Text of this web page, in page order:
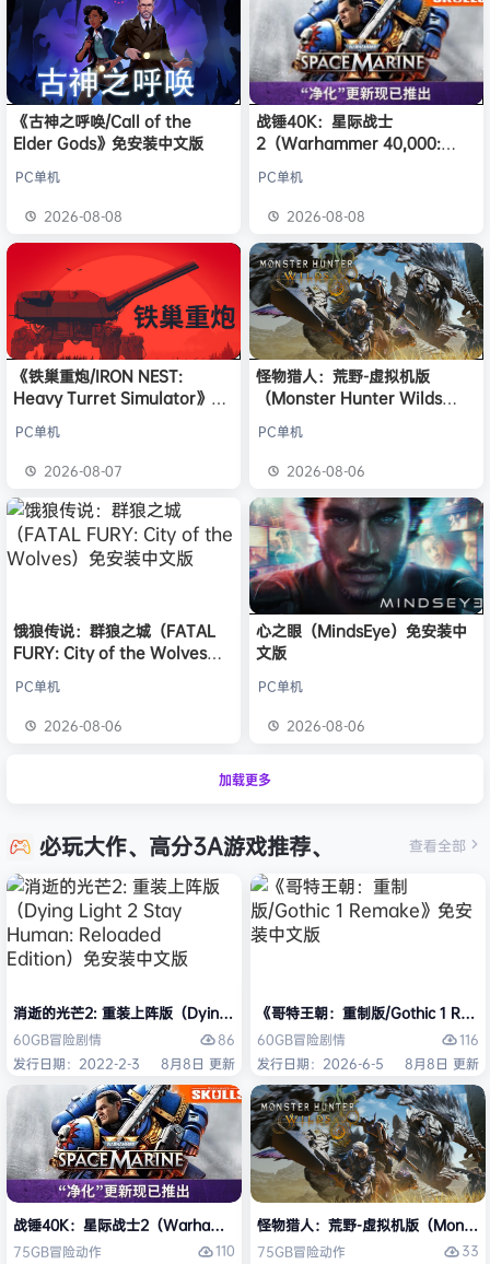
《古神之呼唤/Call of the
Elder Gods》免安装中文版
PC单机
2026-08-08
战锤40K：星际战士
2（Warhammer 40,000:
版
PC单机
2026-08-08
《铁巢重炮/IRON NEST:
Heavy Turret Simulator》免
PC单机
2026-08-07
怪物猎人：荒野-虚拟机版
（Monster Hunter Wilds
PC单机
2026-08-06
饿狼传说：群狼之城（FATAL
FURY: City of the Wolves）
PC单机
2026-08-06
心之眼（MindsEye）免安装中
文版
PC单机
2026-08-06
加载更多
必玩大作、高分3A游戏推荐、 查看全部
消逝的光芒2: 重装上阵版（Dying Light 2 Stay Human: Reloaded
60GB冒险剧情
86
发行日期：2022-2-3
8月8日 更新
《哥特王朝：重制版/Gothic 1
60GB冒险剧情
116
发行日期：2026-6-5
8月8日 更新
战锤40K：星际战士2（Warhammer 40,000: Space Marine 2）免安装
75GB冒险动作
110
怪物猎人：荒野-虚拟机版（
75GB冒险动作
33